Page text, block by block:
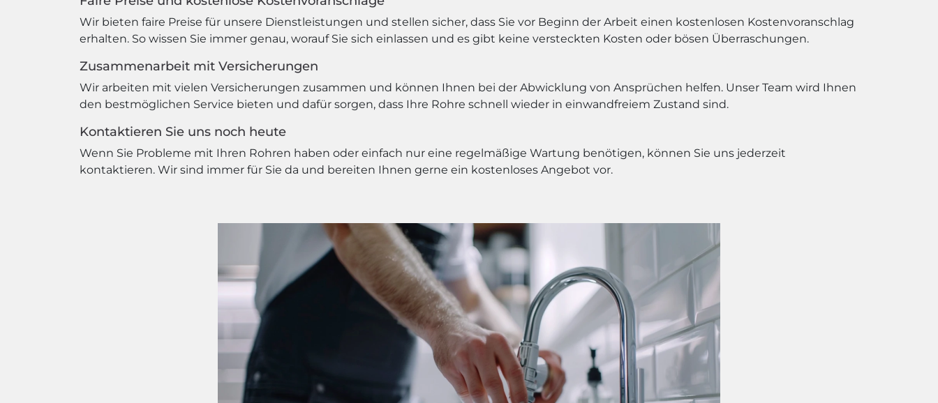
Wir bieten faire Preise für unsere Dienstleistungen und stellen sicher, dass Sie vor Beginn der Arbeit einen kostenlosen Kostenvoranschlag
erhalten. So wissen Sie immer genau, worauf Sie sich einlassen und es gibt keine versteckten Kosten oder bösen Überraschungen.
Zusammenarbeit mit Versicherungen
Wir arbeiten mit vielen Versicherungen zusammen und können Ihnen bei der Abwicklung von Ansprüchen helfen. Unser Team wird Ihnen
den bestmöglichen Service bieten und dafür sorgen, dass Ihre Rohre schnell wieder in einwandfreiem Zustand sind.
Kontaktieren Sie uns noch heute
Wenn Sie Probleme mit Ihren Rohren haben oder einfach nur eine regelmäßige Wartung benötigen, können Sie uns jederzeit
kontaktieren. Wir sind immer für Sie da und bereiten Ihnen gerne ein kostenloses Angebot vor.